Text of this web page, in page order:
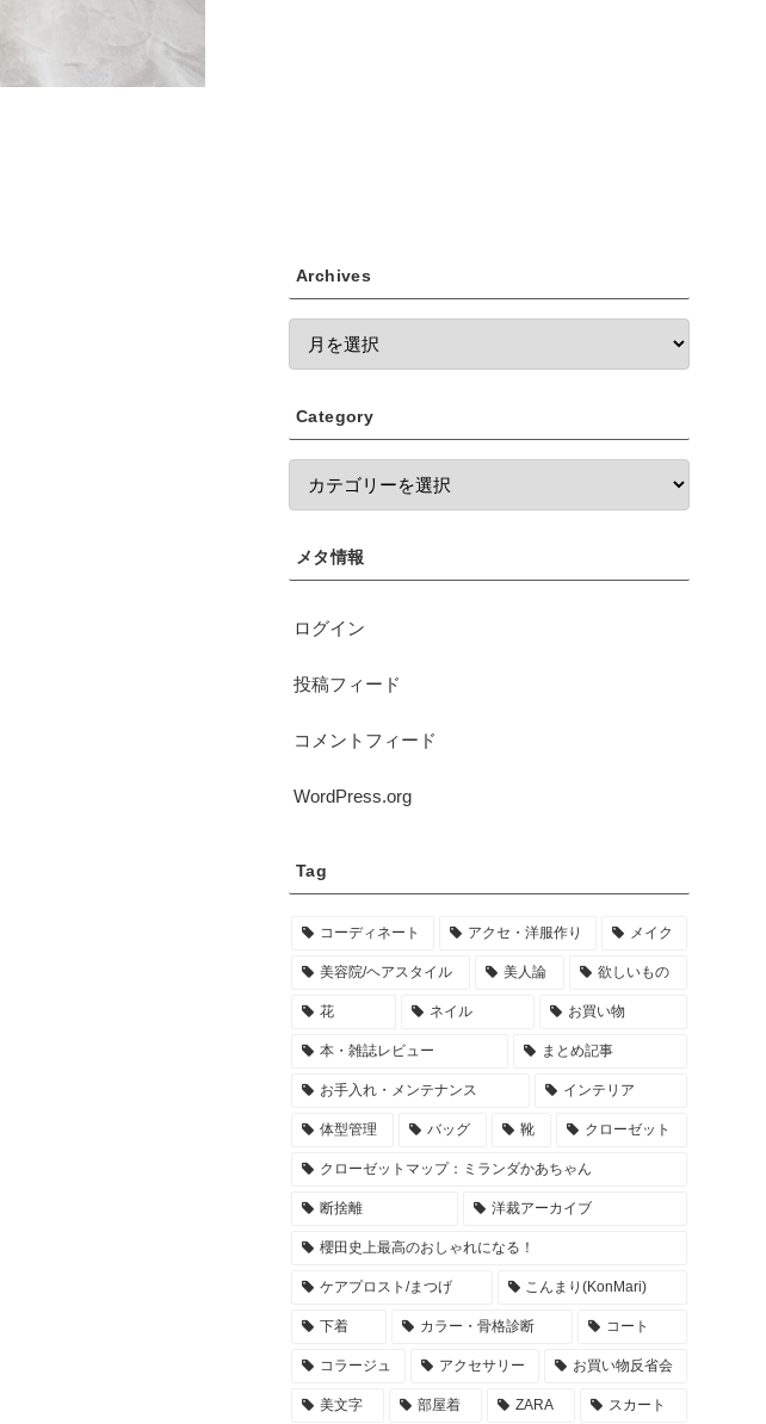
Archives
Category
メタ情報
ログイン
投稿フィード
コメントフィード
WordPress.org
Tag
コーディネート アクセ・洋服作り メイク
美容院/ヘアスタイル 美人論 欲しいもの
花 ネイル お買い物
本・雑誌レビュー まとめ記事
お手入れ・メンテナンス インテリア
体型管理 バッグ 靴 クローゼット
クローゼットマップ：ミランダかあちゃん
断捨離 洋裁アーカイブ
櫻田史上最高のおしゃれになる！
ケアプロスト/まつげ こんまり(KonMari)
下着 カラー・骨格診断 コート
コラージュ アクセサリー お買い物反省会
美文字 部屋着 ZARA スカート